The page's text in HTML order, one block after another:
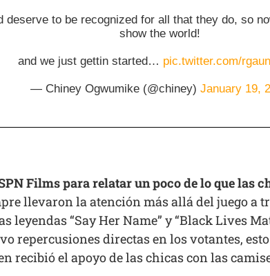
deserve to be recognized for all that they do, so
show the world!
and we just gettin started… pic.twitter.com/
— Chiney Ogwumike (@chiney) January 19,
Films para relatar un poco de lo que las
llevaron la atención más allá del juego a
leyendas “Say Her Name” y “Black Lives
repercusiones directas en los votantes,
recibió el apoyo de las chicas con las